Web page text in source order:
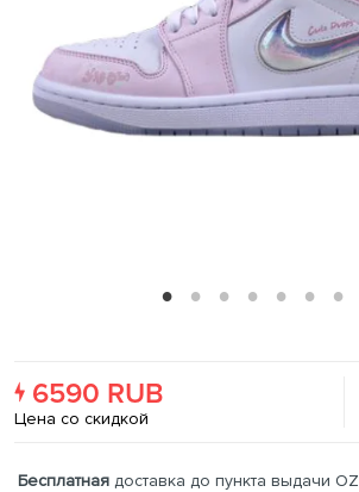
6590 RUB
Цена со скидкой
Бесплатная доставка до пункта выдачи